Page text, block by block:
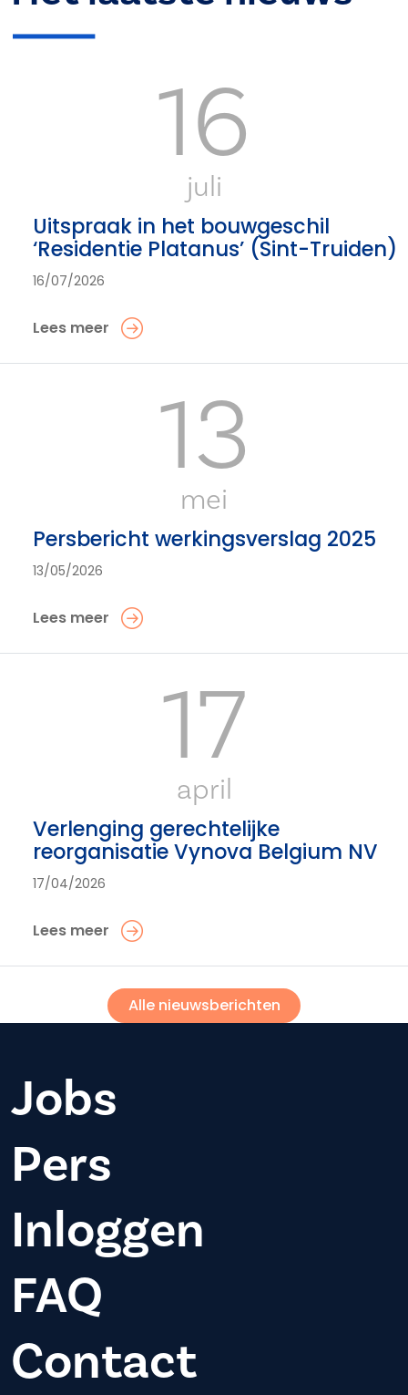
16
juli
Uitspraak in het bouwgeschil
‘Residentie Platanus’ (Sint-Truiden)
16/07/2026
Lees meer
13
mei
Persbericht werkingsverslag 2025
13/05/2026
Lees meer
17
april
Verlenging gerechtelijke
reorganisatie Vynova Belgium NV
17/04/2026
Lees meer
Alle nieuwsberichten
Jobs
Pers
Inloggen
FAQ
Contact